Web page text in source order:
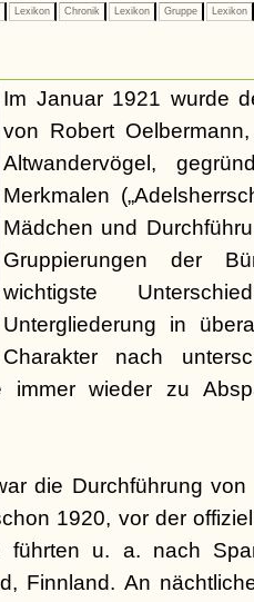
Lexikon Chronik Lexikon Gruppe Lexikon
Im Januar 1921 wurde
von Robert
Altwandervögel,
Merkmalen
Mädchen und
Gruppierungen der
wichtigste
Untergliederung in
Charakter nach
immer wieder zu
die Durchführung
1920, vor der
führten u. a. nach
Finnland. An